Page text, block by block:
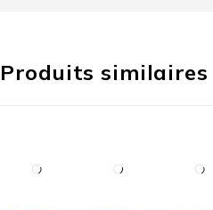
Produits similaires